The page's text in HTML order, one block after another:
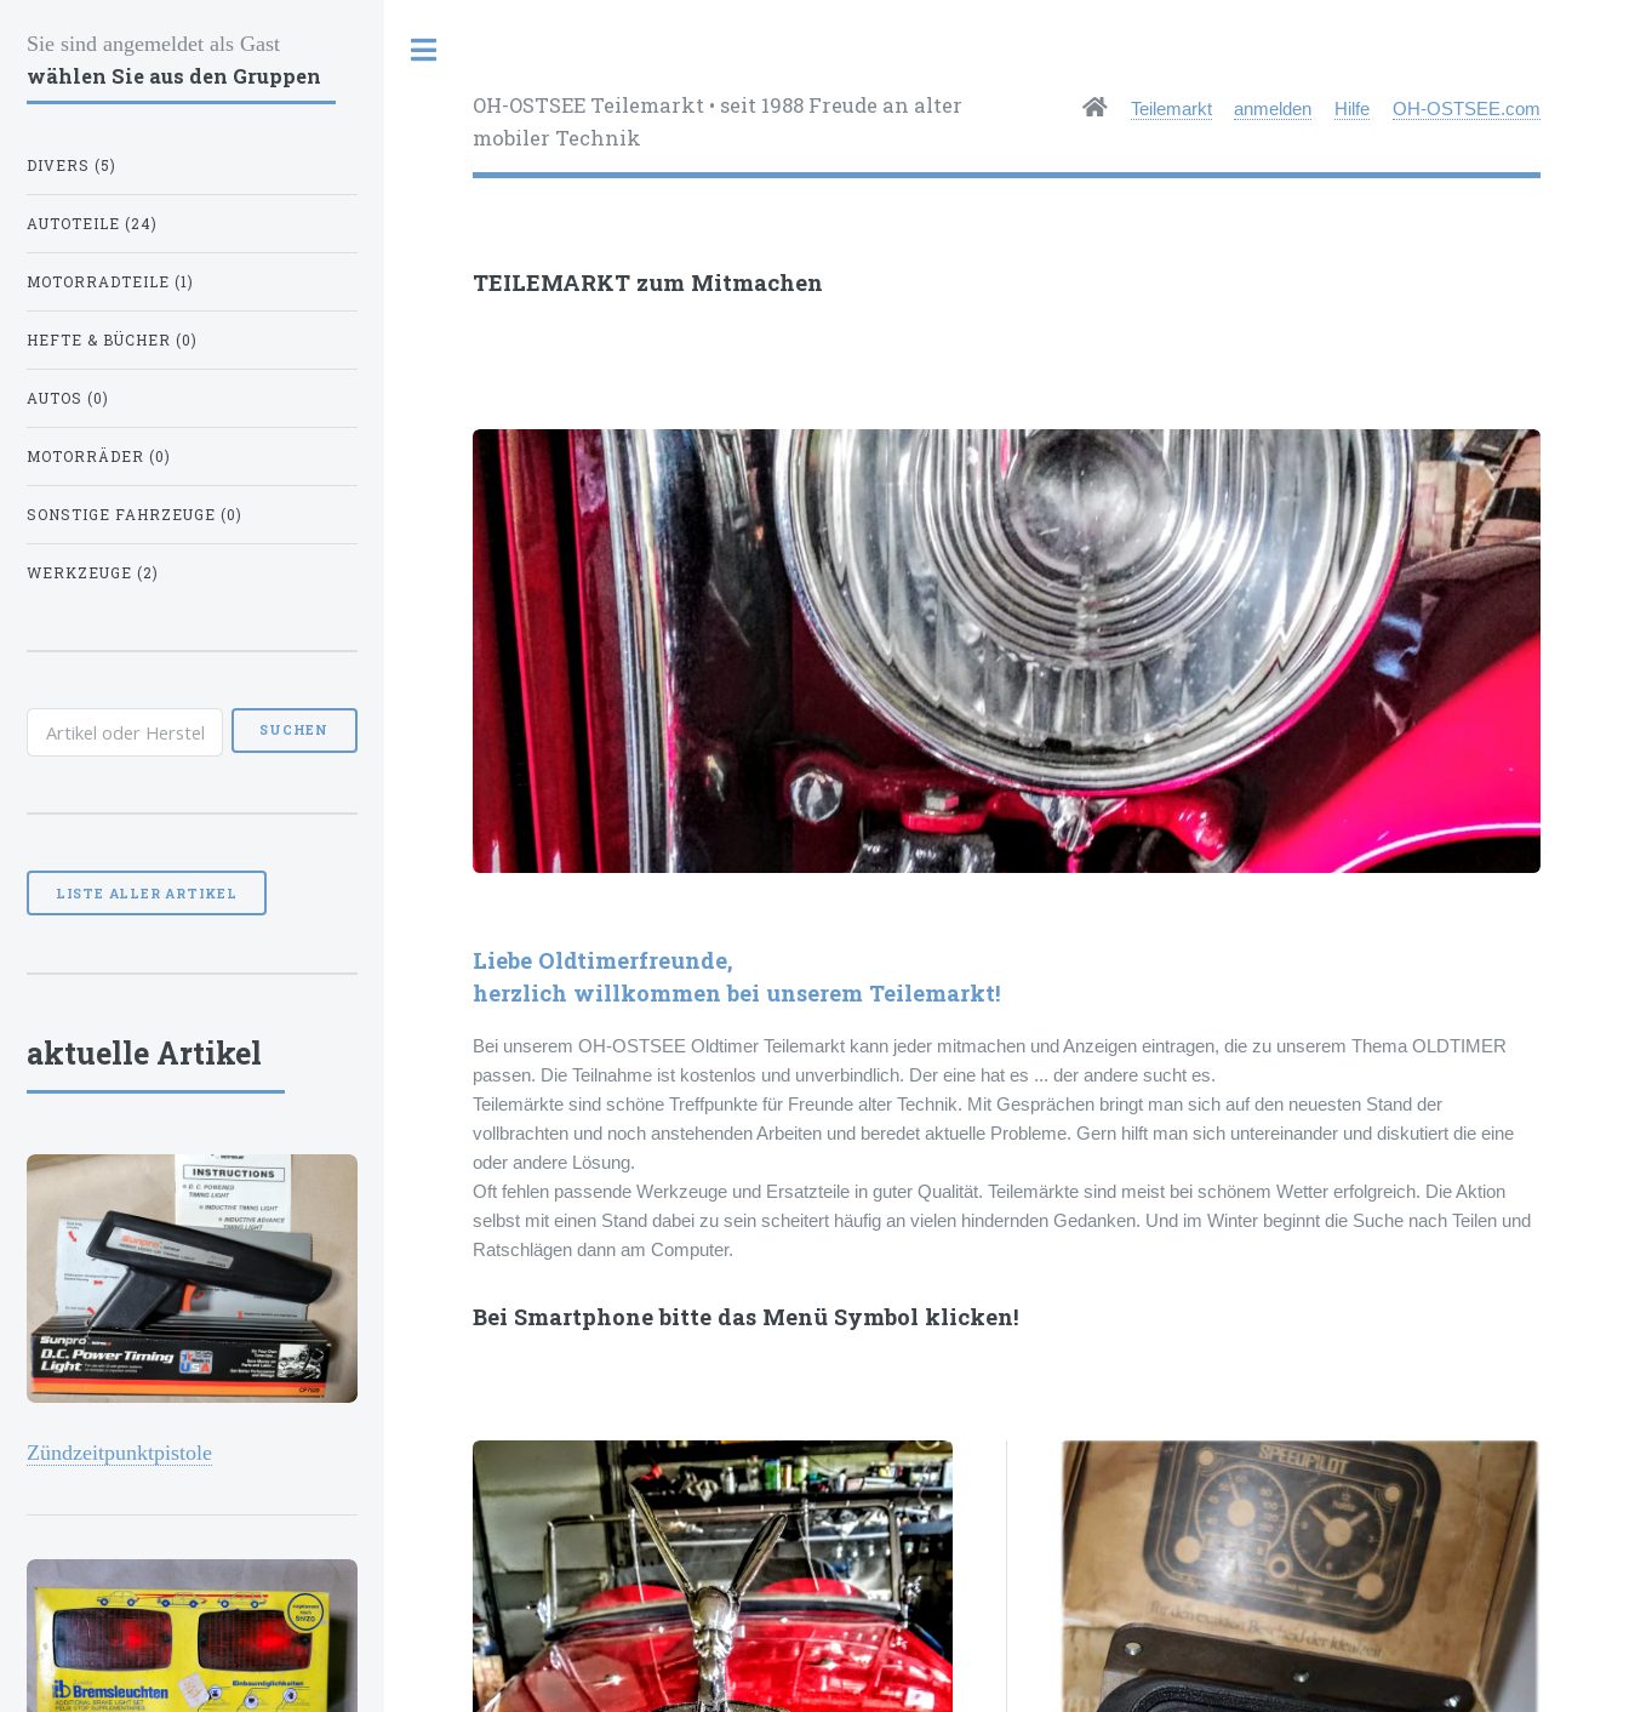
OH-OSTSEE Teilemarkt • seit 1988 Freude an alter
mobiler Technik
Teilemarkt anmelden Hilfe OH-OSTSEE.com
TEILEMARKT zum Mitmachen
Liebe Oldtimerfreunde,
herzlich willkommen bei unserem Teilemarkt!
Bei unserem OH-OSTSEE Oldtimer Teilemarkt kann jeder mitmachen und Anzeigen eintragen, die zu unserem Thema OLDTIMER
passen. Die Teilnahme ist kostenlos und unverbindlich. Der eine hat es ... der andere sucht es.
Teilemärkte sind schöne Treffpunkte für Freunde alter Technik. Mit Gesprächen bringt man sich auf den neuesten Stand der
vollbrachten und noch anstehenden Arbeiten und beredet aktuelle Probleme. Gern hilft man sich untereinander und diskutiert die eine
oder andere Lösung.
Oft fehlen passende Werkzeuge und Ersatzteile in guter Qualität. Teilemärkte sind meist bei schönem Wetter erfolgreich. Die Aktion
selbst mit einen Stand dabei zu sein scheitert häufig an vielen hindernden Gedanken. Und im Winter beginnt die Suche nach Teilen und
Ratschlägen dann am Computer.
Bei Smartphone bitte das Menü Symbol klicken!
Sie sind angemeldet als Gast
wählen Sie aus den Gruppen
DIVERS (5)
AUTOTEILE (24)
MOTORRADTEILE (1)
HEFTE & BÜCHER (0)
AUTOS (0)
MOTORRÄDER (0)
SONSTIGE FAHRZEUGE (0)
WERKZEUGE (2)
aktuelle Artikel
Zündzeitpunktpistole